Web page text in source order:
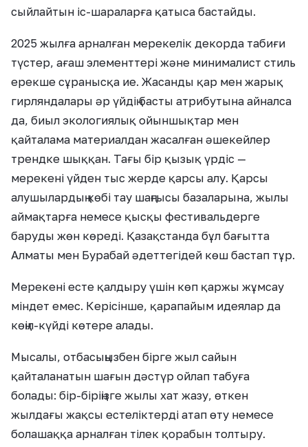
сыйлайтын іс-шараларға қатыса бастайды.
2025 жылға арналған мерекелік декорда табиғи
түстер, ағаш элементтері және минималист стиль
ерекше сұранысқа ие. Жасанды қар мен жарық
гирляндалары әр үйдің басты атрибутына айналса
да, биыл экологиялық ойыншықтар мен
қайталама материалдан жасалған әшекейлер
трендке шыққан. Тағы бір қызық үрдіс —
мерекені үйден тыс жерде қарсы алу. Қарсы
алушылардың көбі тау шаңғысы базаларына, жылы
аймақтарға немесе қысқы фестивальдерге
баруды жөн көреді. Қазақстанда бұл бағытта
Алматы мен Бурабай әдеттегідей көш бастап тұр.
Мерекені есте қалдыру үшін көп қаржы жұмсау
міндет емес. Керісінше, қарапайым идеялар да
көңіл-күйді көтере алады.
Мысалы, отбасыңызбен бірге жыл сайын
қайталанатын шағын дәстүр ойлап табуға
болады: бір-біріңізге жылы хат жазу, өткен
жылдағы жақсы естеліктерді атап өту немесе
болашаққа арналған тілек қорабын толтыру.